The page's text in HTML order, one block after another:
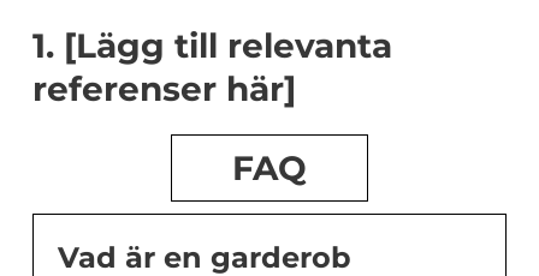
1. [Lägg till relevanta
referenser här]
FAQ
Vad är en garderob